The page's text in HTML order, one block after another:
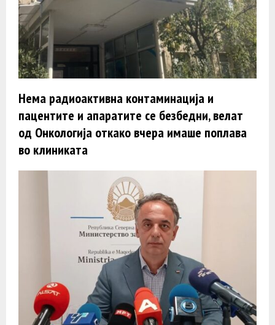
Нема радиоактивна контаминација и
пацентите и апаратите се безбедни, велат
од Онкологија откако вчера имаше поплава
во клиниката